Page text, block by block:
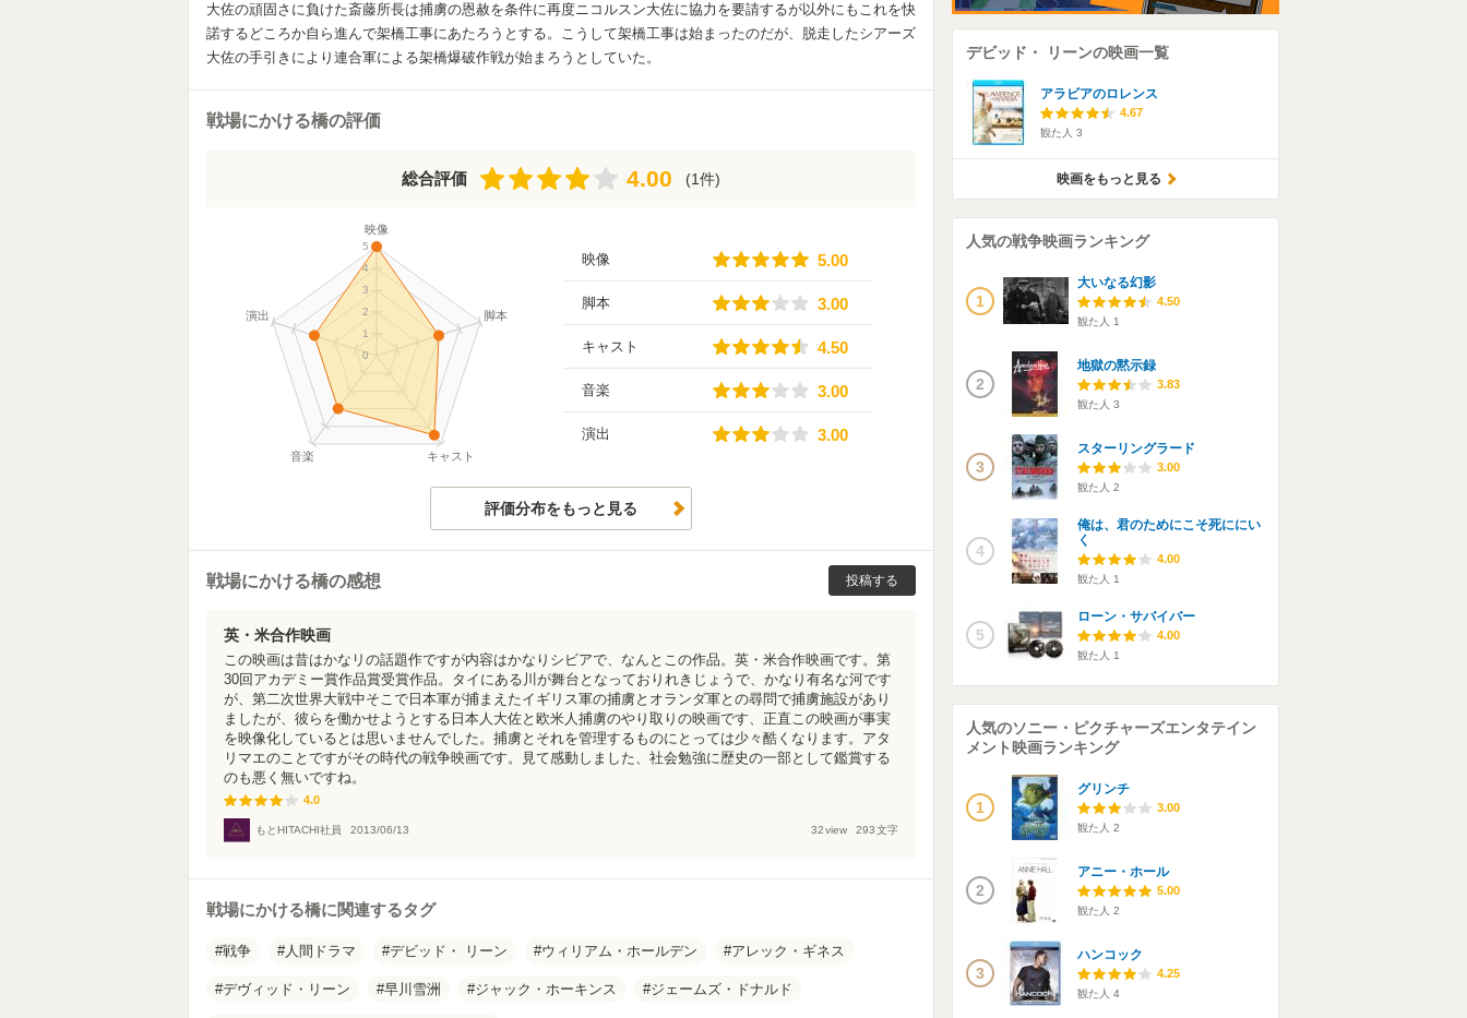
大佐の頑固さに負けた斎藤所長は捕虜の恩赦を条件に再度ニコルスン大佐に協力を要請するが以外にもこれを快
諾するどころか自ら進んで架橋工事にあたろうとする。こうして架橋工事は始まったのだが、脱走したシアーズ
大佐の手引きにより連合軍による架橋爆破作戦が始まろうとしていた。
戦場にかける橋の評価
総合評価 4.00
4.00 (1件)
映像
脚本
キャスト
音楽
演出
0
1
2
3
4
5
映像 5.00
5.00
脚本 3.00
3.00
キャスト 4.50
4.50
音楽 3.00
3.00
演出 3.00
3.00
評価分布をもっと見る
戦場にかける橋の感想 投稿する
英・米合作映画
この映画は昔はかなリの話題作ですが内容はかなりシビアで、なんとこの作品。英・米合作映画です。第
30回アカデミー賞作品賞受賞作品。タイにある川が舞台となっておりれきじょうで、かなり有名な河です
が、第二次世界大戦中そこで日本軍が捕まえたイギリス軍の捕虜とオランダ軍との尋問で捕虜施設があり
ましたが、彼らを働かせようとする日本人大佐と欧米人捕虜のやり取りの映画です、正直この映画が事実
を映像化しているとは思いませんでした。捕虜とそれを管理するものにとっては少々酷くなります。アタ
リマエのことですがその時代の戦争映画です。見て感動しました、社会勉強に歴史の一部として鑑賞する
のも悪く無いですね。
4.0
4.0
もとHITACHI社員 2013/06/13 32view 293文字
戦場にかける橋に関連するタグ
戦争 人間ドラマ デビッド・ リーン ウィリアム・ホールデン アレック・ギネス
デヴィッド・リーン 早川雪洲 ジャック・ホーキンス ジェームズ・ドナルド
デビッド・ リーンの映画一覧
アラビアのロレンス
4.67
観た人 3
映画をもっと見る
人気の戦争映画ランキング
1
大いなる幻影
4.50
観た人 1
2
地獄の黙示録
3.83
観た人 3
3
スターリングラード
3.00
観た人 2
4
俺は、君のためにこそ死ににい
く
4.00
観た人 1
5
ローン・サバイバー
4.00
観た人 1
人気のソニー・ピクチャーズエンタテイン
メント映画ランキング
1
グリンチ
3.00
観た人 2
2
アニー・ホール
5.00
観た人 2
3
ハンコック
4.25
観た人 4